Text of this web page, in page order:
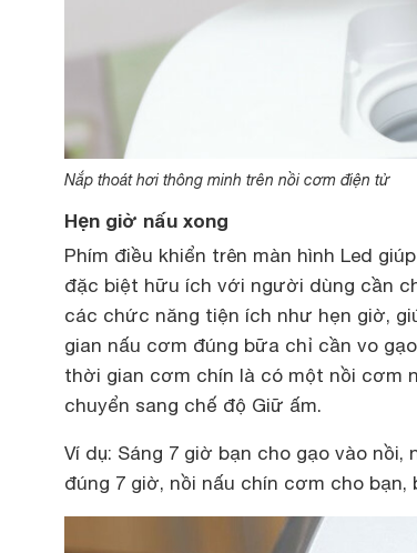
Nắp thoát hơi thông minh trên nồi cơm điện tử
Hẹn giờ nấu xong
Phím điều khiển trên màn hình Led
đặc biệt hữu ích với người dùng cần
các chức năng tiện ích như hẹn giờ,
gian nấu cơm đúng bữa chỉ cần vo
thời gian cơm chín là có một nồi cơm
chuyển sang chế độ Giữ ấm.
Ví dụ: Sáng 7 giờ bạn cho gạo vào
đúng 7 giờ, nồi nấu chín cơm cho